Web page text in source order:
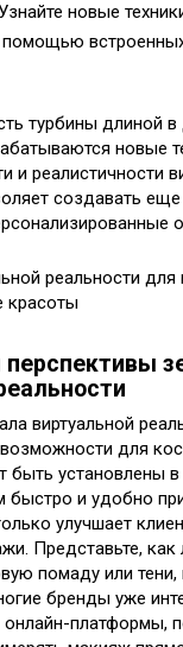
новые
турбины длиной
новые
и реалистичности
создавать
виртуальной
для
быть установлены в
быстро и удобно
улучшает
Представьте,
помаду или
бренды уже
онлайн-платформы,